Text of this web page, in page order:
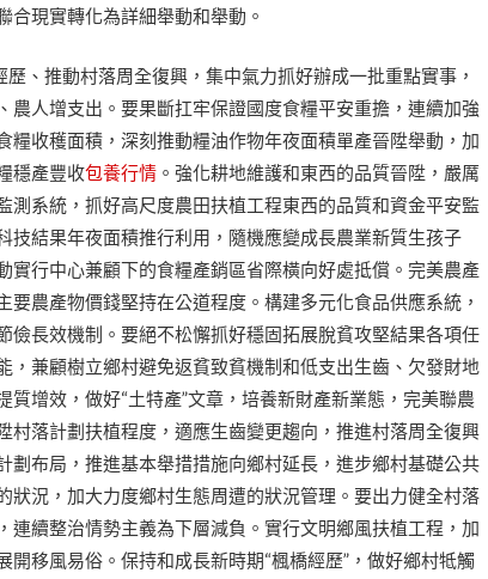
合現實轉化為詳細舉動和舉動。
、推動村落周全復興，集中氣力抓好辦成一批重點實事，
農人增支出。要果斷扛牢保證國度食糧平安重擔，連續加強
糧收穫面積，深刻推動糧油作物年夜面積單產晉陞舉動，加
穩產豐收包養行情 。強化耕地維護和東西的品質晉陞，嚴厲
測系統，抓好高尺度農田扶植工程東西的品質和資金平安監
技結果年夜面積推行利用，隨機應變成長農業新質生孩子
實行中心兼顧下的食糧產銷區省際橫向好處抵償。完美農產
農產物價錢堅持在公道程度。構建多元化食品供應系統，
儉長效機制。要絕不松懈抓好穩固拓展脫貧攻堅結果各項任
，兼顧樹立鄉村避免返貧致貧機制和低支出生齒、欠發財地
增效，做好“土特產”文章，培養新財產新業態，完美聯農
村落計劃扶植程度，適應生齒變更趨向，推進村落周全復興
劃布局，推進基本舉措措施向鄉村延長，進步鄉村基礎公共
狀況，加大力度鄉村生態周遭的狀況管理。要出力健全村落
連續整治情勢主義為下層減負。實行文明鄉風扶植工程，加
移風易俗。保持和成長新時期“楓橋經歷”，做好鄉村牴觸